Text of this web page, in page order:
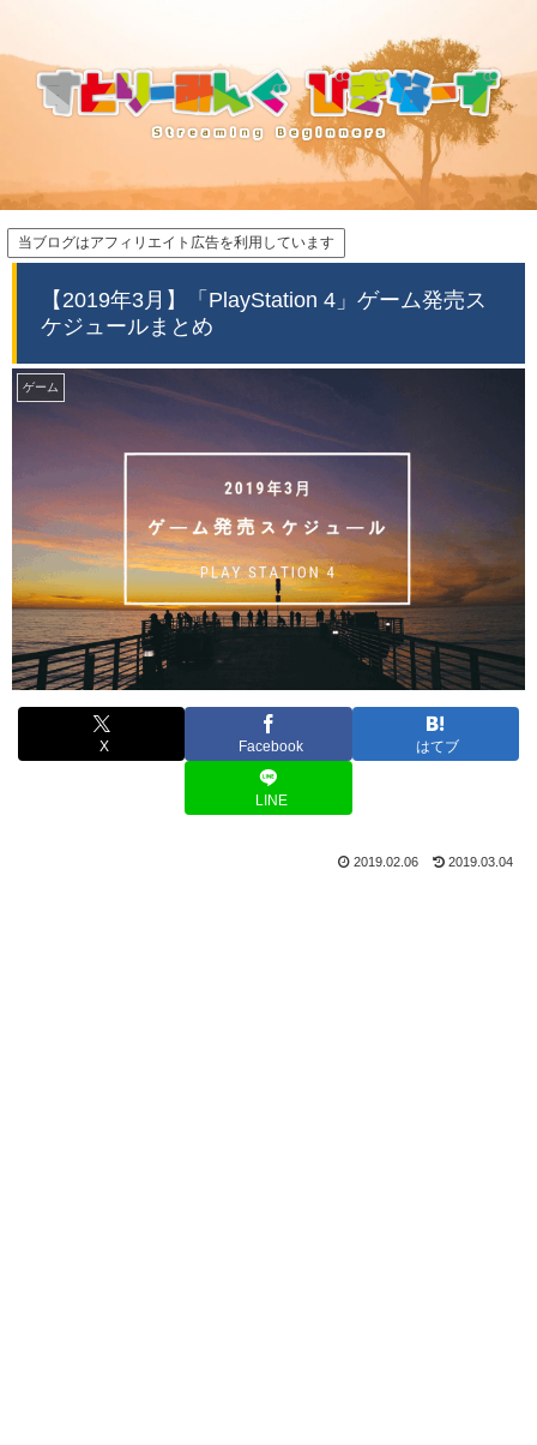
当ブログはアフィリエイト広告を利用しています
【2019年3月】「PlayStation 4」ゲーム発売ス
ケジュールまとめ
ゲーム
X Facebook はてブ
LINE
2019.02.06 2019.03.04